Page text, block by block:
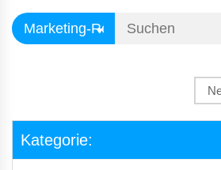
Kategorie: